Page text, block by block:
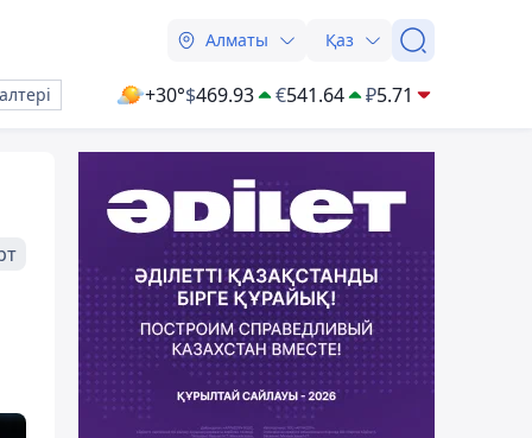
Алматы Қаз
+30°$469.93 €541.64 ₽5.71